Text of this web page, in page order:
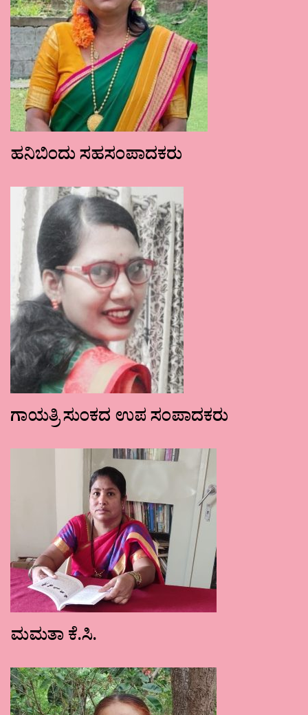
ಹನಿಬಿಂದು ಸಹಸಂಪಾದಕರು
ಗಾಯತ್ರಿ ಸುಂಕದ ಉಪ ಸಂಪಾದಕರು
ಮಮತಾ ಕೆ.ಸಿ.